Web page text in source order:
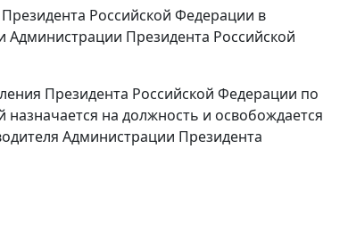
Российской Федерации в
Президента Российской
Президента Российской Федерации по
на должность и освобождается
Администрации Президента